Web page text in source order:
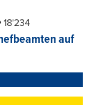
18'234
auf